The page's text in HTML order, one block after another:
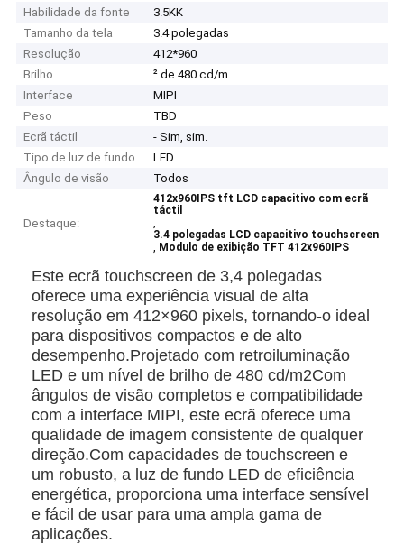
Habilidade da fonte
3.5KK
Tamanho da tela
3.4 polegadas
Resolução
412*960
Brilho
² de 480 cd/m
Interface
MIPI
Peso
TBD
Ecrã táctil
- Sim, sim.
Tipo de luz de fundo
LED
Ângulo de visão
Todos
Destaque:
412x960IPS tft LCD capacitivo com ecrã
táctil
,
3.4 polegadas LCD capacitivo touchscreen
, Modulo de exibição TFT 412x960IPS
Este ecrã touchscreen de 3,4 polegadas
oferece uma experiência visual de alta
resolução em 412×960 pixels, tornando-o ideal
para dispositivos compactos e de alto
desempenho.Projetado com retroiluminação
LED e um nível de brilho de 480 cd/m2Com
ângulos de visão completos e compatibilidade
com a interface MIPI, este ecrã oferece uma
qualidade de imagem consistente de qualquer
direção.Com capacidades de touchscreen e
um robusto, a luz de fundo LED de eficiência
energética, proporciona uma interface sensível
e fácil de usar para uma ampla gama de
aplicações.